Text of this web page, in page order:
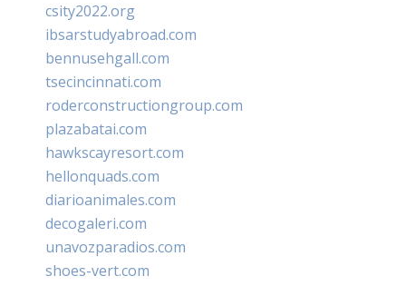
csity2022.org
ibsarstudyabroad.com
bennusehgall.com
tsecincinnati.com
roderconstructiongroup.com
plazabatai.com
hawkscayresort.com
hellonquads.com
diarioanimales.com
decogaleri.com
unavozparadios.com
shoes-vert.com